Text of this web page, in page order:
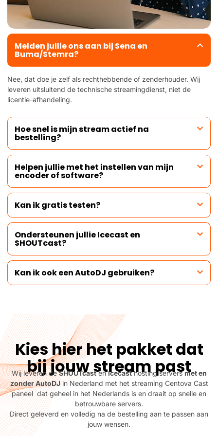
Melden jullie ons aan bij Sena en
Buma/Stemra?
Nee, dat doe je zelf als rechthebbende of zenderhouder. Wij
leveren uitsluitend de technische streamingdienst, niet de
licentie-afhandeling.
Hoe snel is mijn stream actief na
bestelling?
Helpen jullie met het instellen van mijn
encoder of software?
Kan ik gratis testen?
Ondersteunen jullie Icecast en
SHOUTcast?
Kan ik ook een AutoDJ gebruiken?
Kies hier het pakket dat
bij jouw stream past
Wij leveren deSHOUTcastenIcecasthosting serversmet en
zonder AutoDJin Nederland met het streaming Centova Cast
paneel dat geheel in het Nederlands is en draait op snelle en
betrouwbare servers.
Direct geleverd en volledig na de bestelling aan te passen aan
jouw wensen.